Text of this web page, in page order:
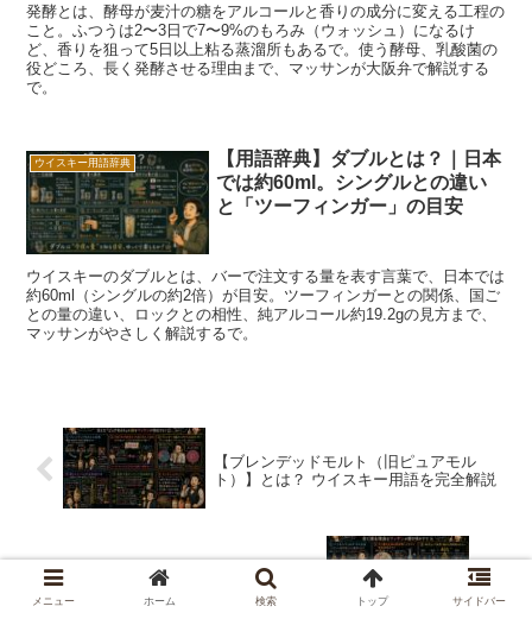
発酵とは、酵母が麦汁の糖をアルコールと香りの成分に変える工程の
こと。ふつうは2〜3日で7〜9%のもろみ（ウォッシュ）になるけ
ど、香りを狙って5日以上粘る蒸溜所もあるで。使う酵母、乳酸菌の
役どころ、長く発酵させる理由まで、マッサンが大阪弁で解説する
で。
ウイスキー用語辞典
【用語辞典】ダブルとは？｜日本
では約60ml。シングルとの違い
と「ツーフィンガー」の目安
ウイスキーのダブルとは、バーで注文する量を表す言葉で、日本では
約60ml（シングルの約2倍）が目安。ツーフィンガーとの関係、国ご
との量の違い、ロックとの相性、純アルコール約19.2gの見方まで、
マッサンがやさしく解説するで。
【ブレンデッドモルト（旧ピュアモル
ト）】とは？ ウイスキー用語を完全解説
【ノンチルフィルタード】とは？ ウイス
キー用語を完全解説
メニュー ホーム 検索 トップ サイドバー